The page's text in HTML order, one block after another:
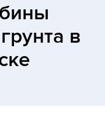
в